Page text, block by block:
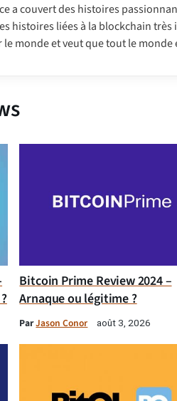
a couvert des histoires
histoires liées à la blockchain très
le monde et veut que tout le monde
Bitcoin Prime Review 2024 –
Arnaque ou légitime ?
ParJason Conor août 3, 2026